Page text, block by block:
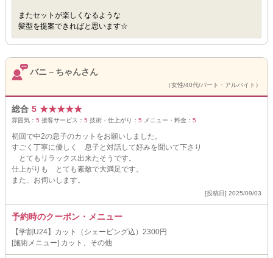
またセットが楽しくなるような
髪型を提案できればと思います☆
バニ－ちゃんさん
（女性/40代/パート・アルバイト）
総合 5 ★★★★★
雰囲気： 5 接客サービス： 5 技術・仕上がり： 5 メニュー・料金： 5
初回で中2の息子のカットをお願いしました。
すごく丁寧に優しく 息子と対話して好みを聞いて下さり
とてもリラックス出来たそうです。
仕上がりも とても素敵で大満足です。
また、お伺いします。
[投稿日] 2025/09/03
予約時のクーポン・メニュー
【学割U24】カット（シェービング込）2300円
[施術メニュー] カット、その他